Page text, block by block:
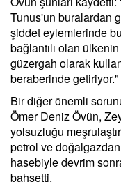
Tunus'un buralardan
şiddet eylemlerinde
bağlantılı olan
güzergah olarak
beraberinde getiriyor."
Bir diğer önemli
Ömer Deniz Övün,
yolsuzluğu
petrol ve
hasebiyle devrim
bahsetti.